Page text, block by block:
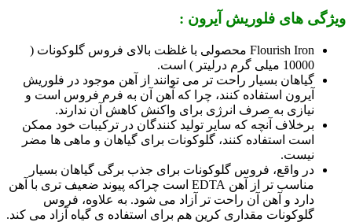
ویژگی های فلوریش آیرون :
Flourish Iron محصولی با غلظت بالای فروس گلوکونات (
10000 میلی گرم درلیتر ) است.
گیاهان بسیار راحت تر می توانند از آهن موجود در فلوریش
آیرون استفاده کنند، چرا که آهن آن به فرم فروس است و
نیازی به صرف انرژی برای واکنش کاهش آن ندارند.
برخلاف آنچه که سایر تولید کنندگان در ترکیبات خود ممکن
است استفاده کنند، گلوکونات برای گیاهان و ماهی ها مضر
نیست.
در واقع، فروس گلوکونات برای جذب برگی گیاهان بسیار
مناسب تر از آهن EDTA است چراکه پیوند ضعیف تری با آهن
دارد و آهن آن راحت تر آزاد می شود. به علاوه، فروس
گلوکونات مقداری کرین هم برای استفاده ی گیاه آزاد می کند.